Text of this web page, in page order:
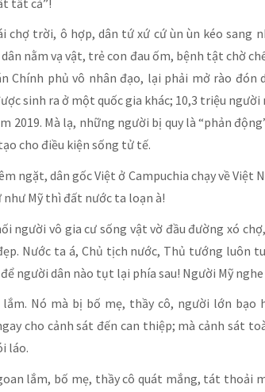
chợ trời, ô hợp, dân tứ xứ cứ ùn ùn kéo sang
nằm vạ vật, trẻ con đau ốm, bệnh tật chờ
Chính phủ vô nhân đạo, lại phải mở rào đón
sinh ra ở một quốc gia khác; 10,3 triệu
2019. Mà lạ, những người bị quy là “phản
cho điều kiện sống tử tế.
ngặt, dân gốc Việt ở Campuchia chạy về Việt
như Mỹ thì đất nước ta loạn à!
người vô gia cư sống vật vờ đầu đường xó
Nước ta á, Chủ tịch nước, Thủ tướng luôn
người dân nào tụt lại phía sau! Người Mỹ
lắm. Nó mà bị bố mẹ, thầy cô, người lớn
cho cảnh sát đến can thiệp; mà cảnh sát
láo.
lắm, bố mẹ, thầy cô quát mắng, tát thoải